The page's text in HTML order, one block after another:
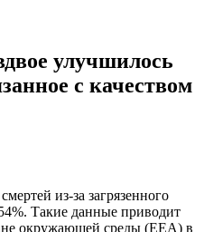
улучшилось
с качеством
из-за загрязенного
Такие данные приводит
окружающей среды (ЕЕА) в